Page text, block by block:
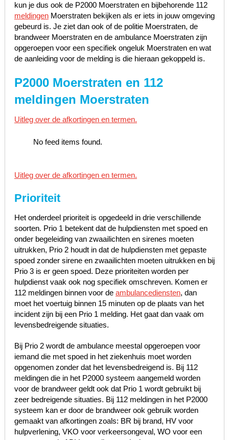
kun je dus ook de P2000 Moerstraten en bijbehorende 112
meldingenMoerstraten bekijken als er iets in jouw omgeving
gebeurd is. Je ziet dan ook of de politie Moerstraten, de
brandweer Moerstraten en de ambulance Moerstraten zijn
opgeroepen voor een specifiek ongeluk Moerstraten en wat
de aanleiding voor de melding is die hieraan gekoppeld is.
P2000 Moerstraten en 112
meldingen Moerstraten
Uitleg over de afkortingen en termen.
No feed items found.
Uitleg over de afkortingen en termen.
Prioriteit
Het onderdeel prioriteit is opgedeeld in drie verschillende
soorten. Prio 1 betekent dat de hulpdiensten met spoed en
onder begeleiding van zwaailichten en sirenes moeten
uitrukken, Prio 2 houdt in dat de hulpdiensten met gepaste
spoed zonder sirene en zwaailichten moeten uitrukken en bij
Prio 3 is er geen spoed. Deze prioriteiten worden per
hulpdienst vaak ook nog specifiek omschreven. Komen er
112 meldingen binnen voor de ambulancediensten, dan
moet het voertuig binnen 15 minuten op de plaats van het
incident zijn bij een Prio 1 melding. Het gaat dan vaak om
levensbedreigende situaties.
Bij Prio 2 wordt de ambulance meestal opgeroepen voor
iemand die met spoed in het ziekenhuis moet worden
opgenomen zonder dat het levensbedreigend is. Bij 112
meldingen die in het P2000 systeem aangemeld worden
voor de brandweer geldt ook dat Prio 1 wordt gebruikt bij
zeer bedreigende situaties. Bij 112 meldingen in het P2000
systeem kan er door de brandweer ook gebruik worden
gemaakt van afkortingen zoals: BR bij brand, HV voor
hulpverlening, VKO voor verkeersongeval, WO voor een